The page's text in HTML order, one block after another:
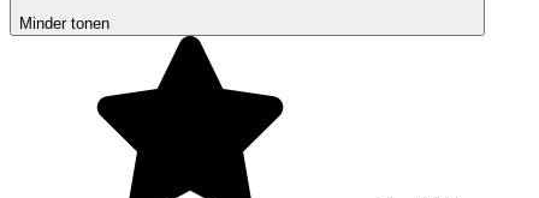
Minder tonen